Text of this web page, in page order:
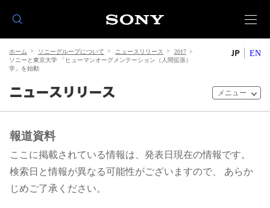
ホーム ソニーグループについて ニュースリリース
2017
ソニーと東京大学 「ヒューマンオーグメンテーション（人間拡張）
学」を始動
JP EN
ニュースリリース メニュー
報道資料
ここに掲載されている情報は、発表日現在の情報です。
検索日と情報が異なる可能性がございますので、 あらか
じめご了承ください。